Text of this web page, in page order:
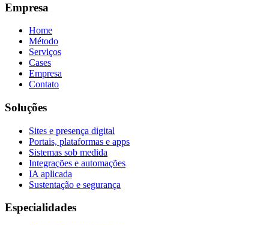
Empresa
Home
Método
Serviços
Cases
Empresa
Contato
Soluções
Sites e presença digital
Portais, plataformas e apps
Sistemas sob medida
Integrações e automações
IA aplicada
Sustentação e segurança
Especialidades